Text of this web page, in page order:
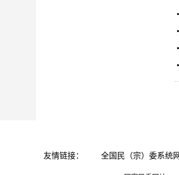
友情链接： 全国民（宗）委系统